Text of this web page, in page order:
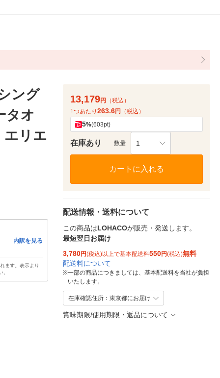
ング
タオ
エリエ
内訳を見る
ます。表示より
。
13,179円
（税込）
1つあたり 263.6円 （税込）
5%(603pt)
在庫あり 数量 1
カートに入れる
配送情報・送料について
この商品はLOHACOが販売・発送します。
最短翌日お届け
3,780円(税込)以上で基本配送料550円(税込)無料
配送料について
※一部の商品につきましては、基本配送料を当社が負担
いたします。
在庫確認住所：東京都にお届け
賞味期限/使用期限・返品について